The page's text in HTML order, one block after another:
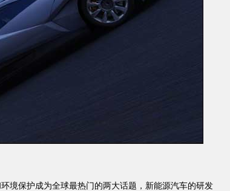
保护成为全球最热门的两大话题，新能源汽车的研发